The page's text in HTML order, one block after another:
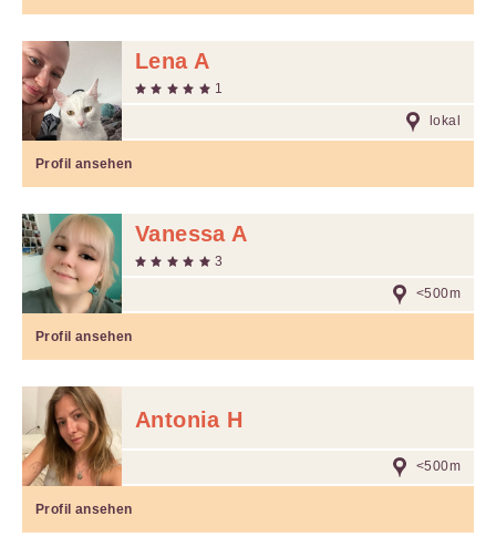
Lena A
1
lokal
Profil ansehen
Vanessa A
3
<500m
Profil ansehen
Antonia H
<500m
Profil ansehen